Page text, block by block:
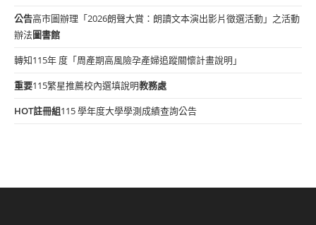
公告高市圖辦理「2026朗聲大賞：朗讀文本演出影片徵選活動」之活動
辦法圖書館
轉知115年 度「周產期高風險孕產婦追蹤關懷計畫說明」
重要115繁星推薦校內選填說明教務處
HOT註冊組115 學年度大學學測成績查詢公告